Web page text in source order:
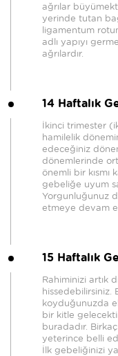
ağrılar
yerinde tutan
ligamentum
adlı yapıyı
ağrılardır.
14 Haftalık
İkinci trimester
hamilelik
edeceğiniz
dönemlerinde
önemli bir kısmı
gebeliğe uyum
Yorgunluğunuz
etmeye devam
15 Haftalık
Rahiminizi artık
hissedebilirsiniz.
koyduğunuzda
bir kitle
buradadır.
yeterince belli
İlk gebeliğinizi